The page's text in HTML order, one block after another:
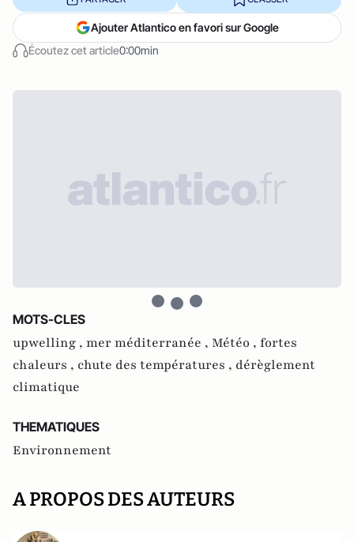
Écoutez cet article0:00min
Ajouter Atlantico en favori sur Google
MOTS-CLES
upwelling , mer méditerranée , Météo , fortes
chaleurs , chute des températures , dérèglement
climatique
THEMATIQUES
Environnement
A PROPOS DES AUTEURS